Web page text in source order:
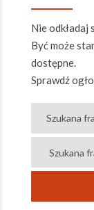
Nie odkładaj
Być może
dostępne.
Sprawdź